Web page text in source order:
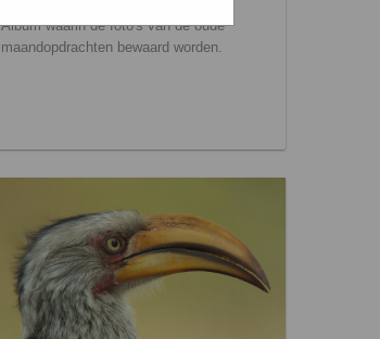
Album waarin de foto's van de oude
maandopdrachten bewaard worden.